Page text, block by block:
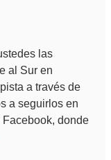
las
al Sur en
a través de
a seguirlos en
donde